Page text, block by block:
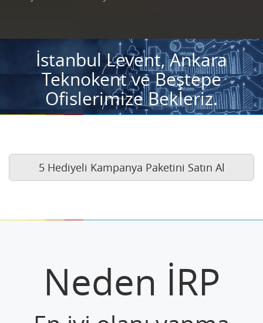
İstanbul Levent, Ankara
Teknokent ve Beştepe
Ofislerimize Bekleriz.
5 Hediyeli Kampanya Paketini Satın Al
Neden İRP